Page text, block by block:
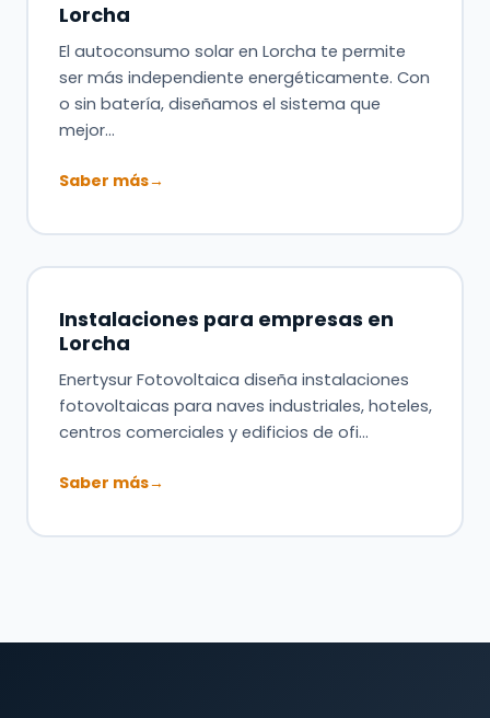
Lorcha
El autoconsumo solar en Lorcha te permite
ser más independiente energéticamente. Con
o sin batería, diseñamos el sistema que
mejor…
Saber más→
Instalaciones para empresas en
Lorcha
Enertysur Fotovoltaica diseña instalaciones
fotovoltaicas para naves industriales, hoteles,
centros comerciales y edificios de ofi…
Saber más→